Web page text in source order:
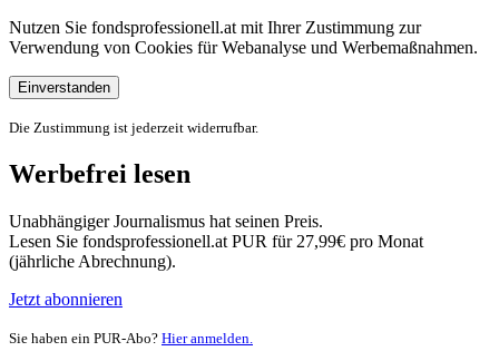
Nutzen Sie fondsprofessionell.at mit Ihrer Zustimmung zur
Verwendung von Cookies für Webanalyse und Werbemaßnahmen.
Einverstanden
Die Zustimmung ist jederzeit widerrufbar.
Werbefrei lesen
Unabhängiger Journalismus hat seinen Preis.
Lesen Sie fondsprofessionell.at PUR für 27,99€ pro Monat
(jährliche Abrechnung).
Jetzt abonnieren
Sie haben ein PUR-Abo? Hier anmelden.